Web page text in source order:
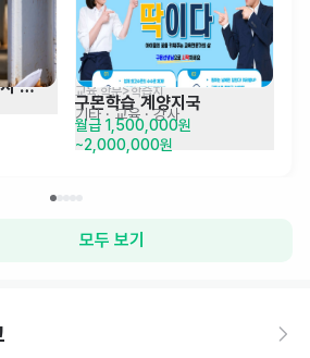
교육,학문>학습지
구몬학습 계양지국
기타· 교육 · 강사
월급 1,500,000원
~2,000,000원
모두 보기